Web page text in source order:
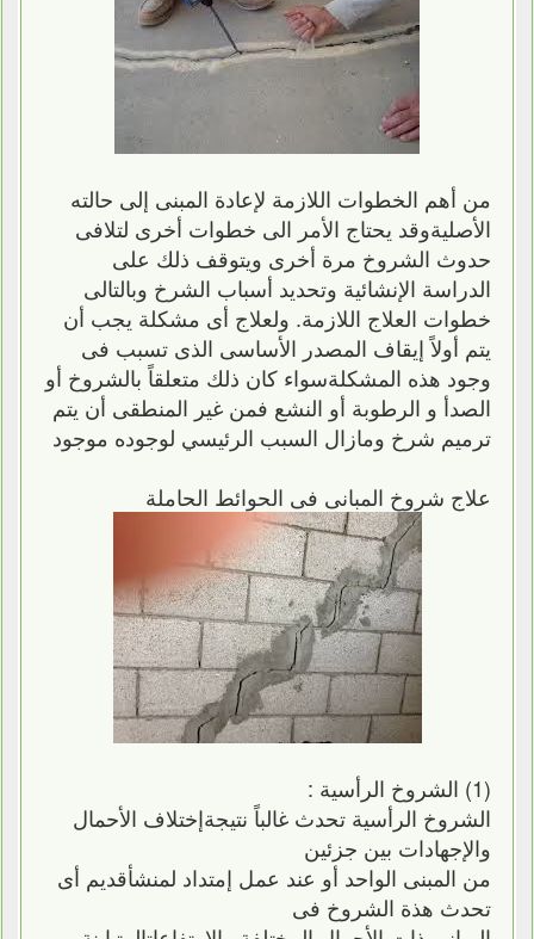
من أهم الخطوات اللازمة لإعادة المبنى إلى حالته
الأصليةوقد يحتاج الأمر الى خطوات أخرى لتلافى
حدوث الشروخ مرة أخرى ويتوقف ذلك على
الدراسة الإنشائية وتحديد أسباب الشرخ وبالتالى
خطوات العلاج اللازمة. ولعلاج أى مشكلة يجب أن
يتم أولاً إيقاف المصدر الأساسى الذى تسبب فى
وجود هذه المشكلةسواء كان ذلك متعلقاً بالشروخ أو
الصدأ و الرطوبة أو النشع فمن غير المنطقى أن يتم
ترميم شرخ ومازال السبب الرئيسي لوجوده موجود
علاج شروخ المبانى فى الحوائط الحاملة
(1) الشروخ الرأسية :
الشروخ الرأسية تحدث غالباً نتيجةإختلاف الأحمال
والإجهادات بين جزئين
من المبنى الواحد أو عند عمل إمتداد لمنشأقديم أى
تحدث هذة الشروخ فى